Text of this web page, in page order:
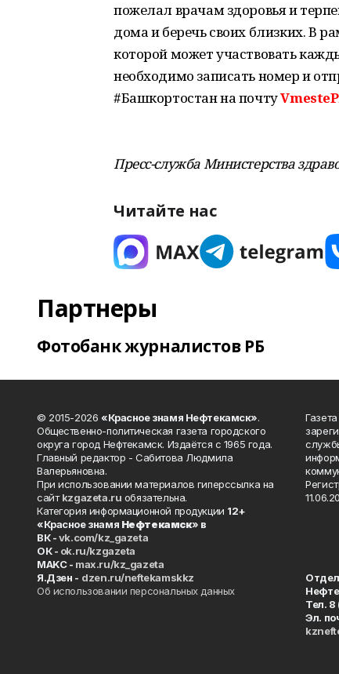
пожелал врачам здоровья и
дома и беречь своих близких. В
которой может участвовать
необходимо записать номер и
#Башкортостан на почту
Пресс-служба Министерства
Читайте нас
Партнеры
Фотобанк журналистов РБ
© 2015-2026 «Красное знамя Нефтекамск».
Общественно-политическая газета городского
округа город Нефтекамск. Издаётся с 1965 года.
Главный редактор - Сабитова Людмила
Валерьяновна.
При использовании материалов гиперссылка на
сайтkzgazeta.ru обязательна.
Категория информационной продукции 12+
«Красное знамя Нефтекамск» в
ВК -vk.com/kz_gazeta
ОК - ok.ru/kzgazeta
MAKC - max.ru/kz_gazeta
Я.Дзен - dzen.ru/neftekamskkz
Об использовании персональных данных
Тел.
Эл.